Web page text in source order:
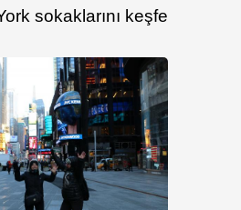
sokaklarını keşfe